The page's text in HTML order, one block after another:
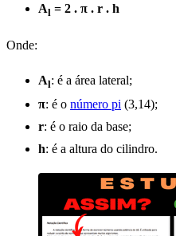
Al = 2 . π . r . h
Onde:
Al: é a área lateral;
π: é o número pi (3,14);
r: é o raio da base;
h: é a altura do cilindro.